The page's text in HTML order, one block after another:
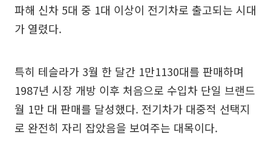
파해 신차 5대 중 1대 이상이 전기차로 출고되는 시대
가 열렸다.
특히 테슬라가 3월 한 달간 1만1130대를 판매하며
1987년 시장 개방 이후 처음으로 수입차 단일 브랜드
월 1만 대 판매를 달성했다. 전기차가 대중적 선택지
로 완전히 자리 잡았음을 보여주는 대목이다.